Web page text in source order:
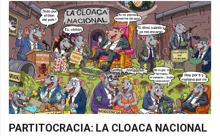
PARTITOCRACIA: LA CLOACA NACIONAL